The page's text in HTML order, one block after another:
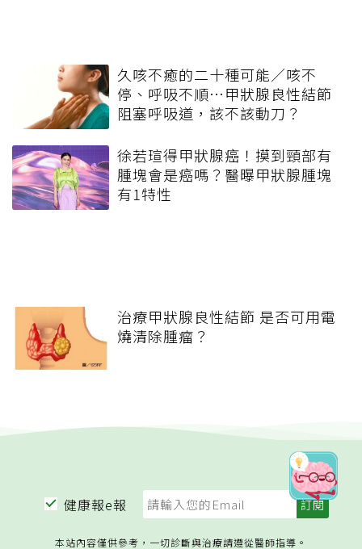
久咳不癒的二十種可能／咳不
停、呼吸不順…甲狀腺良性結節
阻塞呼吸道，該不該動刀？
徐若瑄得甲狀腺癌！摸到頸部有
腫塊會是癌嗎？醫曝甲狀腺腫塊
有1特性
治療甲狀腺良性結節 是否可用電
燒清除腫瘤？
健康報e報
本站內容僅供參考，一切診斷與治療請遵從醫師指導。